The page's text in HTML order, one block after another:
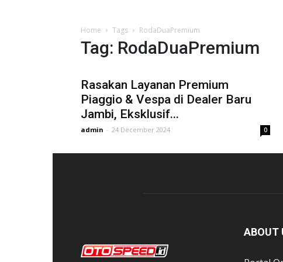
Home Tags RodaDuaPremium
Tag: RodaDuaPremium
Rasakan Layanan Premium
Piaggio & Vespa di Dealer Baru
Jambi, Eksklusif...
admin - 24 December 2024 0
ABOUT